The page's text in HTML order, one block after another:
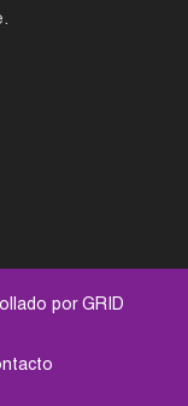
porGRID